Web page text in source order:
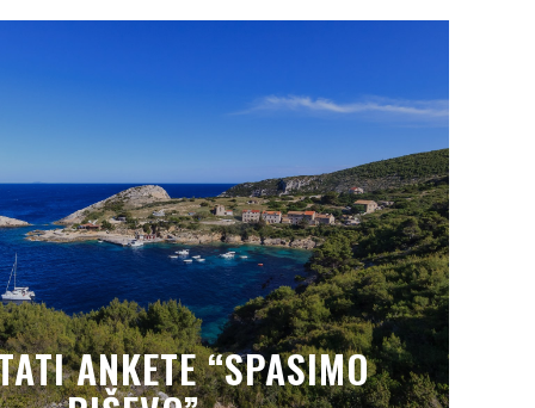
ANKETE “SPASIMO